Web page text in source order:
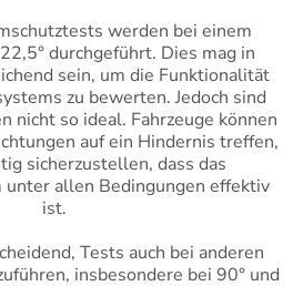
werden bei einem
durchgeführt. Dies mag in
sein, um die Funktionalität
zu bewerten. Jedoch sind
nicht so ideal. Fahrzeuge können
auf ein Hindernis treffen,
sicherzustellen, dass das
unter allen Bedingungen effektiv
ist.
Tests auch bei anderen
insbesondere bei 90° und